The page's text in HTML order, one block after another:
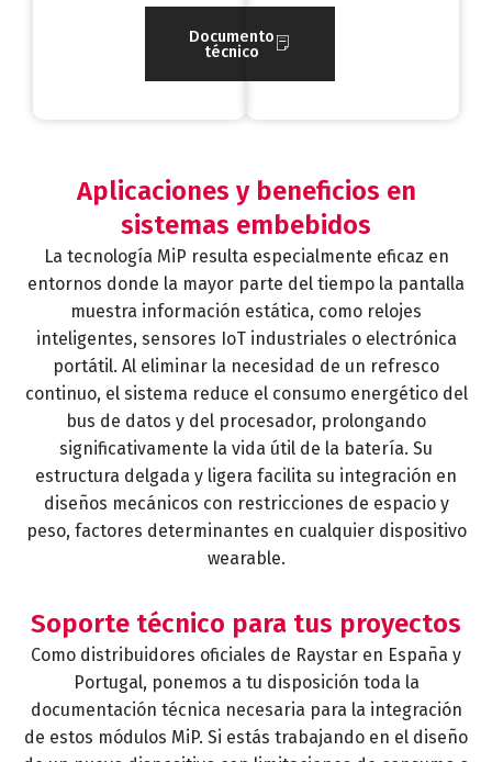
Documento
técnico
Aplicaciones y beneficios en
sistemas embebidos
La tecnología MiP resulta especialmente eficaz en
entornos donde la mayor parte del tiempo la pantalla
muestra información estática, como relojes
inteligentes, sensores IoT industriales o electrónica
portátil. Al eliminar la necesidad de un refresco
continuo, el sistema reduce el consumo energético del
bus de datos y del procesador, prolongando
significativamente la vida útil de la batería. Su
estructura delgada y ligera facilita su integración en
diseños mecánicos con restricciones de espacio y
peso, factores determinantes en cualquier dispositivo
wearable.
Soporte técnico para tus proyectos
Como distribuidores oficiales de Raystar en España y
Portugal, ponemos a tu disposición toda la
documentación técnica necesaria para la integración
de estos módulos MiP. Si estás trabajando en el diseño